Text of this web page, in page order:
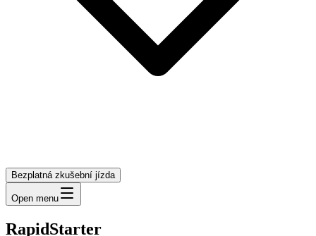
Bezplatná zkušební jízda
Open menu
RapidStarter